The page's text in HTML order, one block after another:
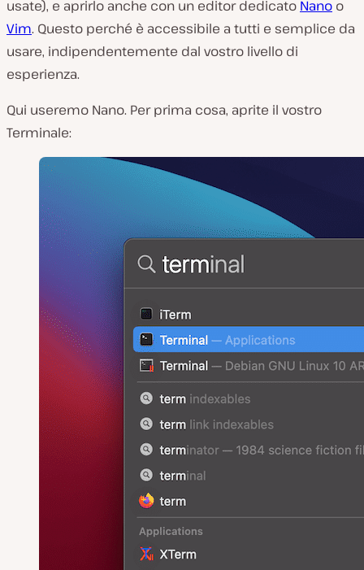
usate), e aprirlo anche con un editor dedicato Nano o
Vim. Questo perché è accessibile a tutti e semplice da
usare, indipendentemente dal vostro livello di
esperienza.
Qui useremo Nano. Per prima cosa, aprite il vostro
Terminale: